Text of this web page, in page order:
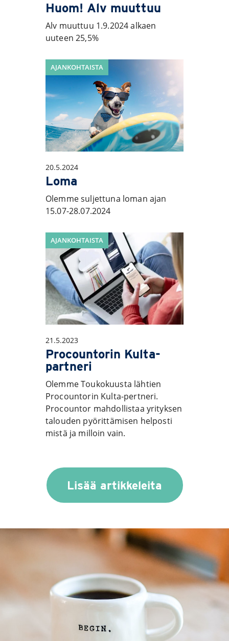
Huom! Alv muuttuu
Alv muuttuu 1.9.2024 alkaen
uuteen 25,5%
AJANKOHTAISTA
20.5.2024
Loma
Olemme suljettuna loman ajan
15.07-28.07.2024
AJANKOHTAISTA
21.5.2023
Procountorin Kulta-
partneri
Olemme Toukokuusta lähtien
Procountorin Kulta-pertneri.
Procountor mahdollistaa yrityksen
talouden pyörittämisen helposti
mistä ja milloin vain.
Lisää artikkeleita